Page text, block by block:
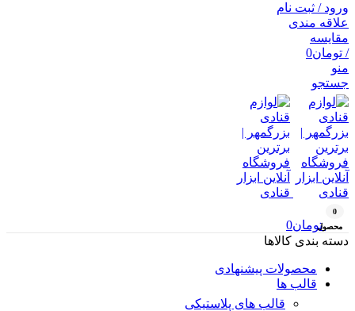
ورود / ثبت نام
علاقه مندی
مقایسه
/ تومان0
منو
جستجو
0
محصولتومان0
دسته بندی کالاها
محصولات پیشنهادی
قالب ها
قالب های پلاستیکی